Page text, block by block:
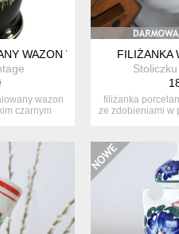
WAZON VINTAGE CZARNY
wazon
czarnym
FILIŻANKA
filiżanka
ze zdobieniami w